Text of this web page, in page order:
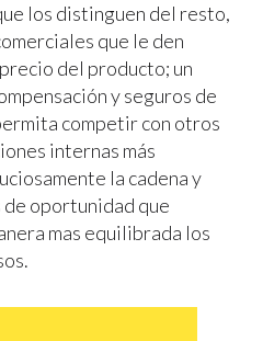
los distinguen del resto,
que le den
del producto; un
y seguros de
competir con otros
internas más
la cadena y
oportunidad que
mas equilibrada los